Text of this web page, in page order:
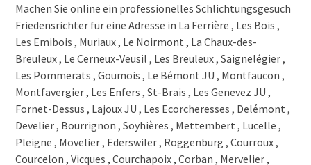
2362 Montfaucon
2360 Le Bémont JU
2354 Goumois
2353 Les Pommerats
2350 Saignelégier
2345 Les Breuleux
2345 Le Cerneux-Veusil
2345 La Chaux-des-Breuleux
2340 Le Noirmont
2338 Muriaux
Machen Sie online ein professionelles Schlichtungsgesuch
Friedensrichter für eine Adresse in La Ferrière , Les Bois ,
Les Emibois , Muriaux , Le Noirmont , La Chaux-des-
Breuleux , Le Cerneux-Veusil , Les Breuleux , Saignelégier ,
Les Pommerats , Goumois , Le Bémont JU , Montfaucon ,
Montfavergier , Les Enfers , St-Brais , Les Genevez JU ,
Fornet-Dessus , Lajoux JU , Les Ecorcheresses , Delémont ,
Develier , Bourrignon , Soyhières , Mettembert , Lucelle ,
Pleigne , Movelier , Ederswiler , Roggenburg , Courroux ,
Courcelon , Vicques , Courchapoix , Corban , Mervelier ,